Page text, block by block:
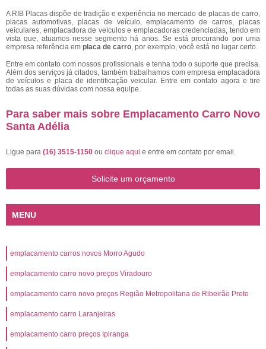
A RIB Placas dispõe de tradição e experiência no mercado de placas de carro,
placas automotivas, placas de veículo, emplacamento de carros, placas
veiculares, emplacadora de veículos e emplacadoras credenciadas, tendo em
vista que, atuamos nesse segmento há anos. Se está procurando por uma
empresa referência em placa de carro, por exemplo, você está no lugar certo.
Entre em contato com nossos profissionais e tenha todo o suporte que precisa.
Além dos serviços já citados, também trabalhamos com empresa emplacadora
de veículos e placa de identificação veicular. Entre em contato agora e tire
todas as suas dúvidas com nossa equipe.
Para saber mais sobre Emplacamento Carro Novo
Santa Adélia
Ligue para (16) 3515-1150 ou clique aqui e entre em contato por email.
Solicite um orçamento
MENU
emplacamento carros novos Morro Agudo
emplacamento carro novo preços Viradouro
emplacamento carro novo preços Região Metropolitana de Ribeirão Preto
emplacamento carro Laranjeiras
emplacamento carro preços Ipiranga